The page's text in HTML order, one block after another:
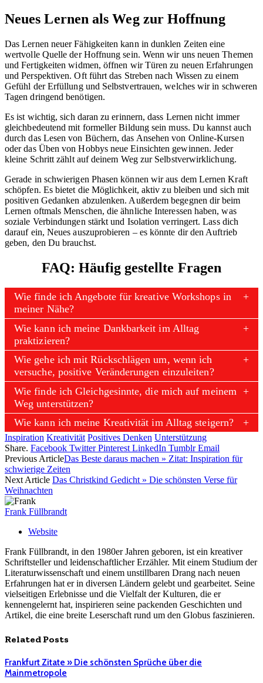
Neues Lernen als Weg zur Hoffnung
Das Lernen neuer Fähigkeiten kann in dunklen Zeiten eine
wertvolle Quelle der Hoffnung sein. Wenn wir uns neuen Themen
und Fertigkeiten widmen, öffnen wir Türen zu neuen Erfahrungen
und Perspektiven. Oft führt das Streben nach Wissen zu einem
Gefühl der Erfüllung und Selbstvertrauen, welches wir in schweren
Tagen dringend benötigen.
Es ist wichtig, sich daran zu erinnern, dass Lernen nicht immer
gleichbedeutend mit formeller Bildung sein muss. Du kannst auch
durch das Lesen von Büchern, das Ansehen von Online-Kursen
oder das Üben von Hobbys neue Einsichten gewinnen. Jeder
kleine Schritt zählt auf deinem Weg zur Selbstverwirklichung.
Gerade in schwierigen Phasen können wir aus dem Lernen Kraft
schöpfen. Es bietet die Möglichkeit, aktiv zu bleiben und sich mit
positiven Gedanken abzulenken. Außerdem begegnen dir beim
Lernen oftmals Menschen, die ähnliche Interessen haben, was
soziale Verbindungen stärkt und Isolation verringert. Lass dich
darauf ein, Neues auszuprobieren – es könnte dir den Auftrieb
geben, den Du brauchst.
FAQ: Häufig gestellte Fragen
Wie finde ich Angebote für kreative Workshops in
meiner Nähe?
Wie kann ich meine Dankbarkeit im Alltag
praktizieren?
Wie gehe ich mit Rückschlägen um, wenn ich
versuche, positive Veränderungen einzuleiten?
Wie finde ich Gleichgesinnte, die mich auf meinem
Weg unterstützen?
Wie kann ich meine Kreativität im Alltag steigern?
Inspiration Kreativität Positives Denken Unterstützung
Share. Facebook Twitter Pinterest LinkedIn Tumblr Email
Previous ArticleDas Beste daraus machen » Zitat: Inspiration für
schwierige Zeiten
Next Article Das Christkind Gedicht » Die schönsten Verse für
Weihnachten
Frank Füllbrandt
Website
Frank Füllbrandt, in den 1980er Jahren geboren, ist ein kreativer
Schriftsteller und leidenschaftlicher Erzähler. Mit einem Studium der
Literaturwissenschaft und einem unstillbaren Drang nach neuen
Erfahrungen hat er in diversen Ländern gelebt und gearbeitet. Seine
vielseitigen Erlebnisse und die Vielfalt der Kulturen, die er
kennengelernt hat, inspirieren seine packenden Geschichten und
Artikel, die eine breite Leserschaft rund um den Globus faszinieren.
Related Posts
Frankfurt Zitate » Die schönsten Sprüche über die
Mainmetropole